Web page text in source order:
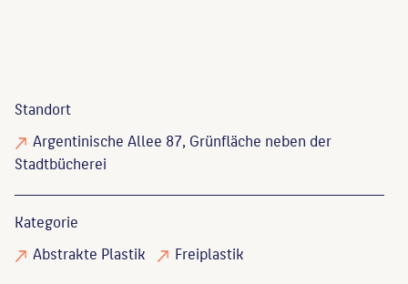
Standort
Argentinische Allee 87, Grünfläche neben der
Stadtbücherei
Kategorie
Abstrakte Plastik
Freiplastik